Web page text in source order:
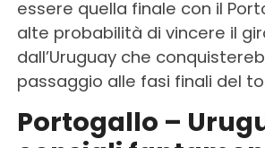
essere quella finale con il
alte probabilità di vincere il
dall’Uruguay che
passaggio alle fasi finali del
Portogallo –